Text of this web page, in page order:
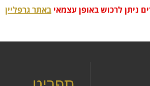
ניתן לרכוש באופן עצמאי באתר גרפליין